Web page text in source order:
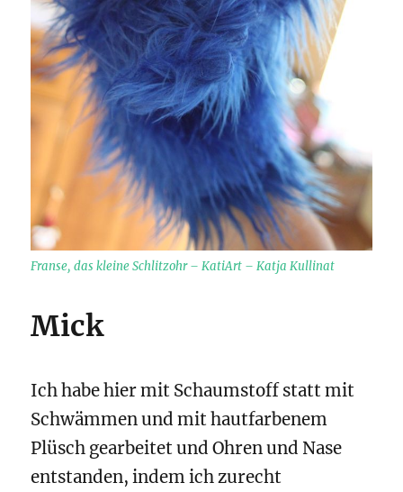
Franse, das kleine Schlitzohr – KatiArt – Katja Kullinat
Mick
Ich habe hier mit Schaumstoff statt mit
Schwämmen und mit hautfarbenem
Plüsch gearbeitet und Ohren und Nase
entstanden, indem ich zurecht